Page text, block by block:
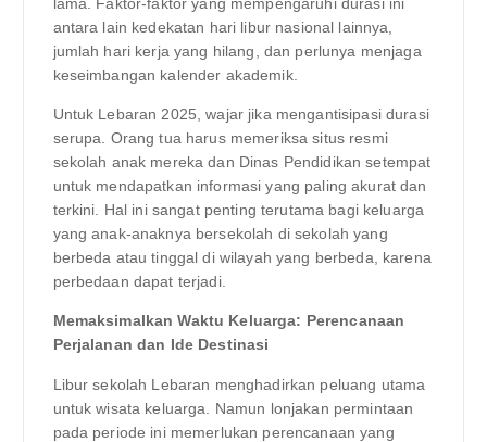
lama. Faktor-faktor yang mempengaruhi durasi ini
antara lain kedekatan hari libur nasional lainnya,
jumlah hari kerja yang hilang, dan perlunya menjaga
keseimbangan kalender akademik.
Untuk Lebaran 2025, wajar jika mengantisipasi durasi
serupa. Orang tua harus memeriksa situs resmi
sekolah anak mereka dan Dinas Pendidikan setempat
untuk mendapatkan informasi yang paling akurat dan
terkini. Hal ini sangat penting terutama bagi keluarga
yang anak-anaknya bersekolah di sekolah yang
berbeda atau tinggal di wilayah yang berbeda, karena
perbedaan dapat terjadi.
Memaksimalkan Waktu Keluarga: Perencanaan
Perjalanan dan Ide Destinasi
Libur sekolah Lebaran menghadirkan peluang utama
untuk wisata keluarga. Namun lonjakan permintaan
pada periode ini memerlukan perencanaan yang